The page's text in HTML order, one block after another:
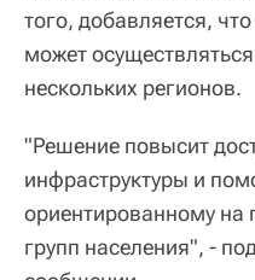
того, добавляется,
может
нескольких регионов.
"Решение повысит
инфраструктуры и
ориентированному на
групп населения", -